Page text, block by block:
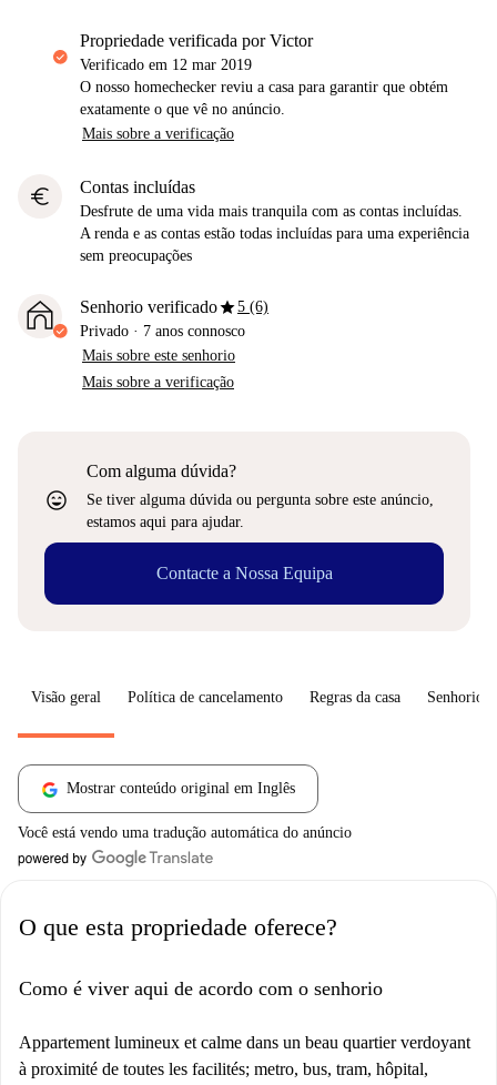
propriedade verificada por Victor
Verificado em 12 mar 2019
O nosso homechecker reviu a casa para garantir que obtém
exatamente o que vê no anúncio.
Mais sobre a verificação
euro Contas incluídas
Desfrute de uma vida mais tranquila com as contas incluídas.
A renda e as contas estão todas incluídas para uma experiência
sem preocupações
Senhorio verificadostar5 (6)
Privado · 7 anos connosco
Mais sobre este senhorio
Mais sobre a verificação
sentiment_very_satisfied
Com alguma dúvida?
Se tiver alguma dúvida ou pergunta sobre este anúncio,
estamos aqui para ajudar.
Contacte a Nossa Equipa
Visão geral Política de cancelamento Regras da casa Senhorio
Mostrar conteúdo original em Inglês
Você está vendo uma tradução automática do anúncio
O que esta propriedade oferece?
Como é viver aqui de acordo com o senhorio
Appartement lumineux et calme dans un beau quartier verdoyant
à proximité de toutes les facilités; metro, bus, tram, hôpital,